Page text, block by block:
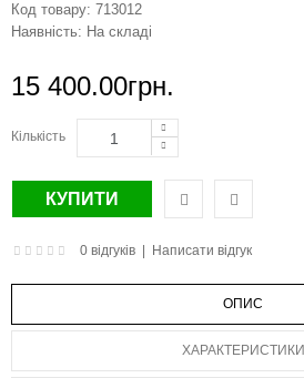
Код товару: 713012
Наявність: На складі
15 400.00грн.
Кількість
0 відгуків Написати відгук
ОПИС
ХАРАКТЕРИСТИКИ